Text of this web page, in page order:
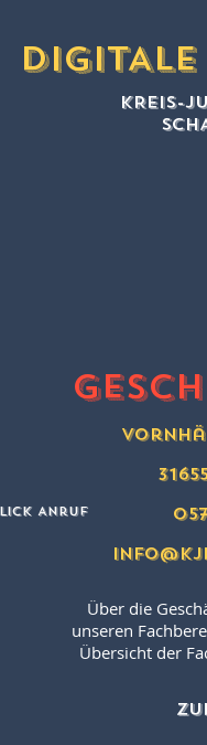
KREIS-
Anruf
Über die
unseren
Übersicht der